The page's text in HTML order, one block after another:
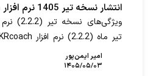
انتشار نسخه تیر 1405 نرم افزار OKRcoach
شد. بهبودهای این نسخه عبارتند
امیر ایمن‌پور
۱۴۰۵/۰۵/۰۳